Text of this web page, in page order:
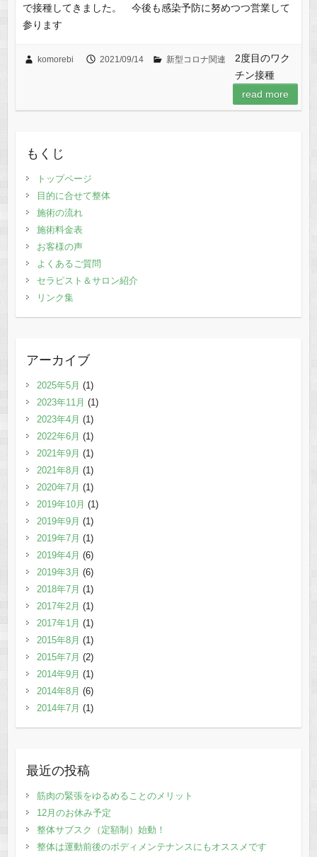
で接種してきました。 今後も感染予防に努めつつ営業して
参ります
komorebi 2021/09/14 新型コロナ関連
2度目のワク
チン接種
read more
もくじ
トップページ
目的に合せて整体
施術の流れ
施術料金表
お客様の声
よくあるご質問
セラピスト＆サロン紹介
リンク集
アーカイブ
2025年5月 (1)
2023年11月 (1)
2023年4月 (1)
2022年6月 (1)
2021年9月 (1)
2021年8月 (1)
2020年7月 (1)
2019年10月 (1)
2019年9月 (1)
2019年7月 (1)
2019年4月 (6)
2019年3月 (6)
2018年7月 (1)
2017年2月 (1)
2017年1月 (1)
2015年8月 (1)
2015年7月 (2)
2014年9月 (1)
2014年8月 (6)
2014年7月 (1)
最近の投稿
筋肉の緊張をゆるめることのメリット
12月のお休み予定
整体サブスク（定額制）始動！
整体は運動前後のボディメンテナンスにもオススメです